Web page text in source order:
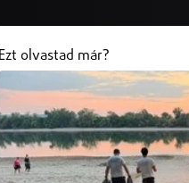
+36 (20) 316
tűzgyújtási
Ezt olvastad már?